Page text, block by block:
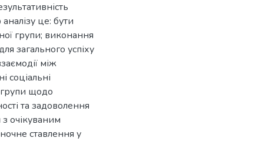
це: бути
групи; виконання
загального успіху
між
соціальні
групи щодо
та задоволення
очікуваним
ставлення у